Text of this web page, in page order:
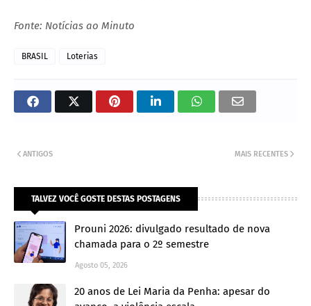
Fonte: Notícias ao Minuto
BRASIL Loterias
MAIS RECENTES
ANTIGOS
TALVEZ VOCÊ GOSTE DESTAS POSTAGENS
Prouni 2026: divulgado resultado de nova
chamada para o 2º semestre
Agosto 05, 2026
20 anos de Lei Maria da Penha: apesar do